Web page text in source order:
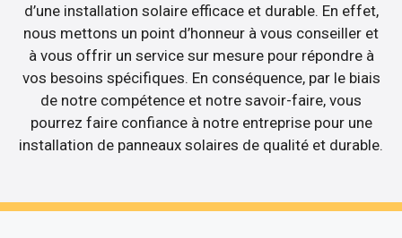
d’une installation solaire efficace et durable. En effet,
nous mettons un point d’honneur à vous conseiller et
à vous offrir un service sur mesure pour répondre à
vos besoins spécifiques. En conséquence, par le biais
de notre compétence et notre savoir-faire, vous
pourrez faire confiance à notre entreprise pour une
installation de panneaux solaires de qualité et durable.